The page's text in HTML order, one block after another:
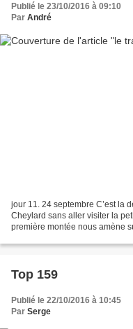
Publié le 23/10/2016 à 09:10
Par André
jour 11. 24 septembre C’est la
Cheylard sans aller visiter la
première montée nous amène
Top 159
Publié le 22/10/2016 à 10:45
Par Serge